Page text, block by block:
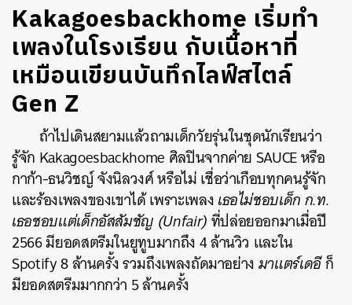
Kakagoesbackhome เริ่มทำ
เพลงในโรงเรียน กับเนื้อหาที่
เหมือนเขียนบันทึกไลฟ์สไตล์
Gen Z
ถ้าไปเดินสยามแล้วถามเด็กวัยรุ่นในชุดนักเรียนว่า
รู้จัก Kakagoesbackhome ศิลปินจากค่าย SAUCE หรือ
กาก้า-ธนวิชญ์ จังนิลวงศ์ หรือไม่ เชื่อว่าเกือบทุกคนรู้จัก
และร้องเพลงของเขาได้ เพราะเพลงเธอไม่ชอบเด็ก ก.ท.
เธอชอบแต่เด็กอัสสัมชัญ (Unfair)ที่ปล่อยออกมาเมื่อปี
2566 มียอดสตรีมในยูทูบมากถึง 4 ล้านวิว และใน
Spotify 8 ล้านครั้ง รวมถึงเพลงถัดมาอย่างมาแตร์เดอีก็
มียอดสตรีมมากกว่า 5 ล้านครั้ง